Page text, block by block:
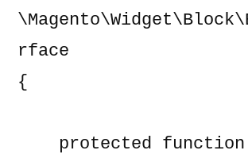
rface
{